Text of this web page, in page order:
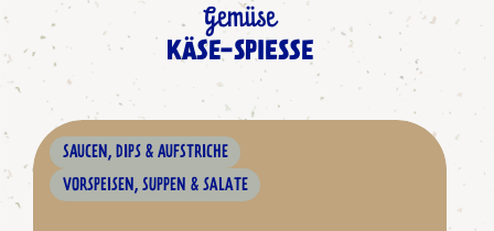
Gemüse
KÄSE-SPIESSE
SAUCEN, DIPS & AUFSTRICHE
VORSPEISEN, SUPPEN & SALATE